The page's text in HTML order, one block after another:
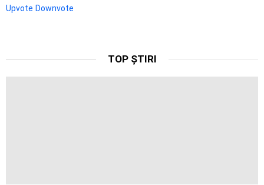
Upvote Downvote
TOP ȘTIRI